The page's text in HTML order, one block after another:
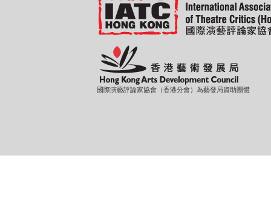
國際演藝評論家協會（香港分會）為藝發局資助團體